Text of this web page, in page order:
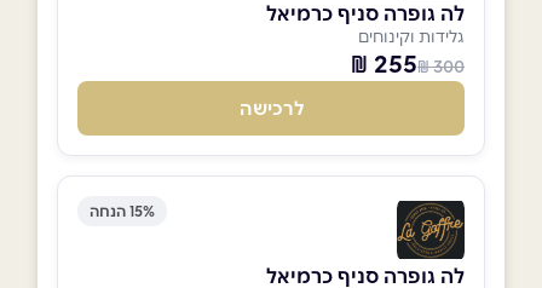
לה גופרה סניף כרמיאל
גלידות וקינוחים
300 ₪
255 ₪
לרכישה
15% הנחה
לה גופרה סניף כרמיאל